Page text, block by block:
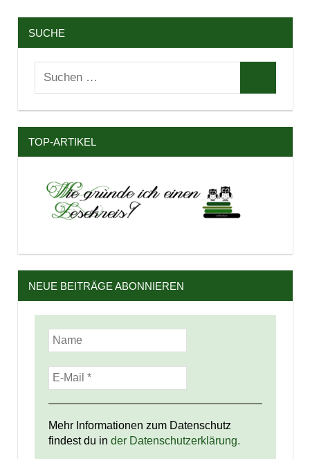
SUCHE
Suchen
TOP-ARTIKEL
NEUE BEITRÄGE ABONNIEREN
Mehr Informationen zum Datenschutz
findest du in der Datenschutzerklärung.